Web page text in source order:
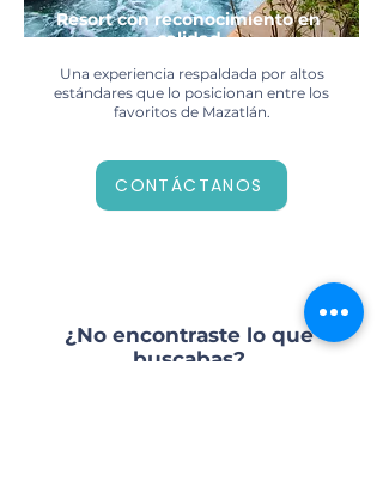
Resort con reconocimiento en
calidad
Una experiencia respaldada por altos
estándares que lo posicionan entre los
favoritos de Mazatlán.
CONTÁCTANOS
¿No encontraste lo que
buscabas?